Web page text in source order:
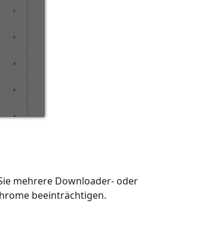
mehrere Downloader- oder
beeinträchtigen.